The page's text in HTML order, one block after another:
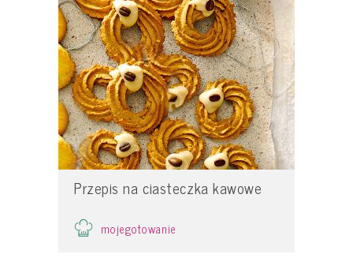
Przepis na ciasteczka kawowe
mojegotowanie